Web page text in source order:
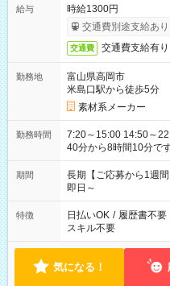
給与
時給1300円
交通費別途支給あり
交通費 交通費支給有り
勤務地
富山県高岡市
米島口駅から徒歩5分
素材系メーカー
勤務時間
7:20～15:00 14:50～22:30 22:20～
40分から8時間10分です
期間
長期【ご応募から1週
即日～
特徴 日払いOK / 履歴書不要
スキル不要
気になる！